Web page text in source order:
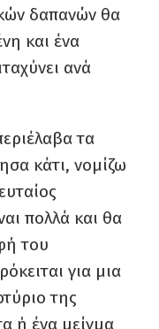
δαπανών θα
και ένα
ανά
τα
κάτι, νομίζω
πολλά και θα
του
για μια
της
ή ένα μείγμα